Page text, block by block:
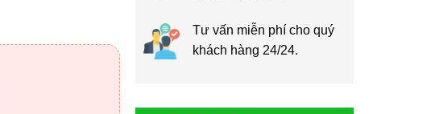
Tư vấn miễn phí cho quý
khách hàng 24/24.